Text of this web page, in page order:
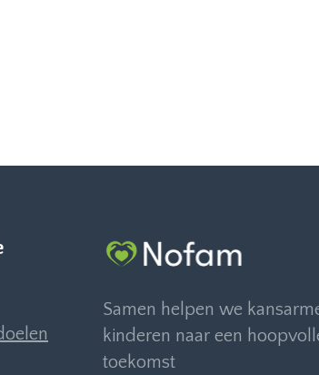
Samen helpen we
kinderen naar een
toekomst